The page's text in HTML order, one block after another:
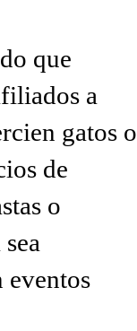
que
a
gatos o
de
o
eventos